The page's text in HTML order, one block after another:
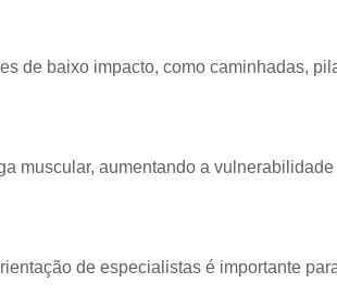
de baixo impacto, como caminhadas,
muscular, aumentando a vulnerabilidade
de especialistas é importante